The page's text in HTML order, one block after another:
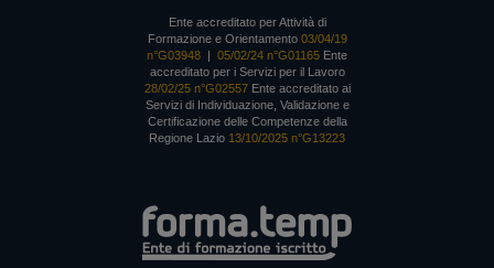
Ente accreditato per Attività di
Formazione e Orientamento 03/04/19
n°G03948 | 05/02/24 n°G01165 Ente
accreditato per i Servizi per il Lavoro
28/02/25 n°G02557Ente accreditato ai
Servizi di Individuazione, Validazione e
Certificazione delle Competenze della
Regione Lazio 13/10/2025 n°G13223